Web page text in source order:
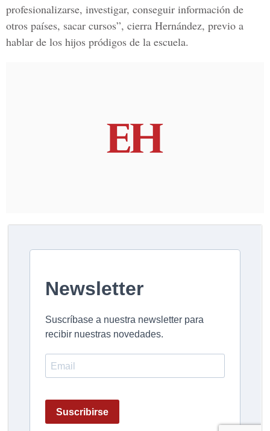
profesionalizarse, investigar, conseguir información de
otros países, sacar cursos”, cierra Hernández, previo a
hablar de los hijos pródigos de la escuela.